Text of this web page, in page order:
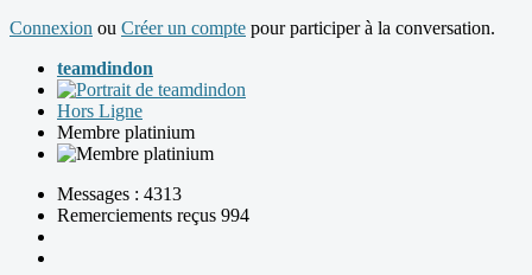
Connexion ou Créer un compte pour participer à la conversation.
teamdindon
Hors Ligne
Membre platinium
Messages : 4313
Remerciements reçus 994